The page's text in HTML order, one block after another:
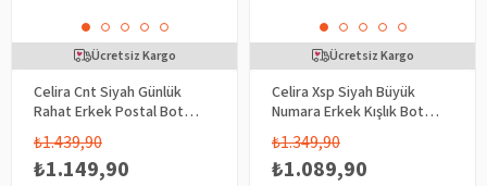
Celira Cnt Siyah Günlük
Rahat Erkek Postal Bot
Ayakkabı
₺1.149,90
₺1.439,90
Ücretsiz Kargo
Celira Xsp Siyah Büyük
Numara Erkek Kışlık Bot
Ayakkabı
₺1.089,90
₺1.349,90
Ücretsiz Kargo